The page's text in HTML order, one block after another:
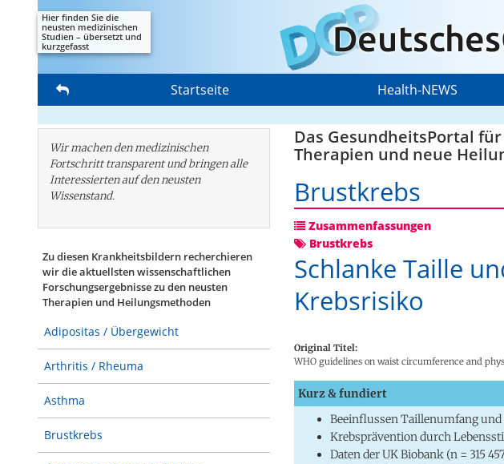
Hier finden Sie die
neusten medizinischen
Studien – übersetzt und
kurzgefasst
Startseite Health-NEWS
Wir machen den medizinischen
Fortschritt transparent und bringen alle
Interessierten auf den neusten
Wissenstand.
Zu diesen Krankheitsbildern recherchieren
wir die aktuellsten wissenschaftlichen
Forschungs­ergebnisse zu den neusten
Therapien und Heilungsmethoden
Adipositas / Übergewicht
Arthritis / Rheuma
Asthma
Brustkrebs
Das GesundheitsPortal
Therapien und neue
Brustkrebs
Zusammenfassungen
Brustkrebs
Schlanke Taille
Krebsrisiko
Original Titel:
WHO guidelines on waist circumference and
Kurz & fundiert
Beeinflussen Taillenumfang
Krebsprävention durch
Daten der UK Biobank (n = 315